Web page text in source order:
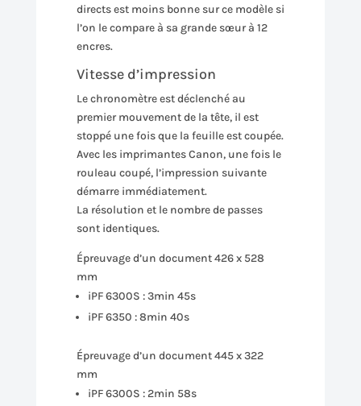
directs est moins bonne sur ce modèle si
l’on le compare à sa grande sœur à 12
encres.
Vitesse d’impression
Le chronomètre est déclenché au
premier mouvement de la tête, il est
stoppé une fois que la feuille est coupée.
Avec les imprimantes Canon, une fois le
rouleau coupé, l’impression suivante
démarre immédiatement.
La résolution et le nombre de passes
sont identiques.
Épreuvage d’un document 426 x 528
mm
iPF 6300S : 3min 45s
iPF 6350 : 8min 40s
Épreuvage d’un document 445 x 322
mm
iPF 6300S : 2min 58s